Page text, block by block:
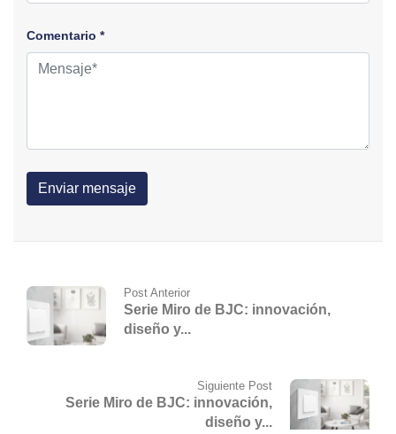
Comentario *
Post Anterior
Serie Miro de BJC: innovación,
diseño y...
Siguiente Post
Serie Miro de BJC: innovación,
diseño y...